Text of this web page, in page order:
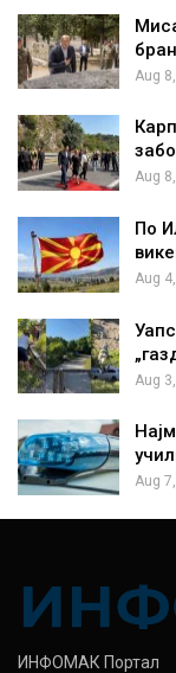
Aug
Aug
По
Aug
Aug
Aug
ИНФОМАК Портал